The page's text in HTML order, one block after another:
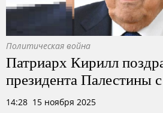
Политическая война
Патриарх Кирилл
президента Палестины
14:28 15 ноября 2025